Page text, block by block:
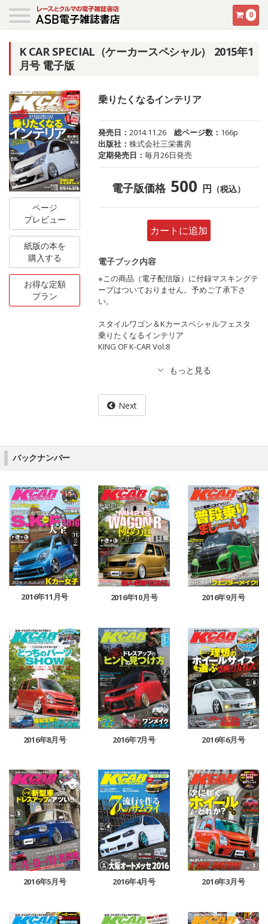
0
K CAR SPECIAL（ケーカースペシャル） 2015年1
月号 電子版
ページ
プレビュー
紙版の本を
購入する
お得な定額
プラン
乗りたくなるインテリア
発売日：2014.11.26 総ページ数： 166p
出版社：株式会社三栄書房
定期発売日：毎月26日発売
電子版価格 500 円 （税込）
カートに追加
電子ブック内容
※この商品（電子配信版）に付録マスキングテ
ープはついておりません。予めご了承下さ
い。
スタイルワゴン＆Kカースペシャルフェスタ
乗りたくなるインテリア
KING OF K-CAR Vol.8
Next
バックナンバー
2016年11月号 2016年10月号 2016年9月号
2016年8月号 2016年7月号 2016年6月号
2016年5月号 2016年4月号 2016年3月号